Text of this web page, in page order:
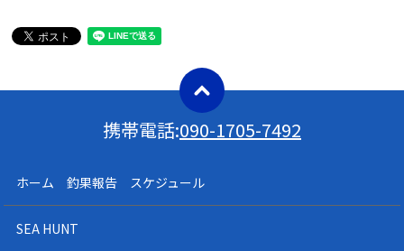
携帯電話:090-1705-7492
ホーム 釣果報告 スケジュール
SEA HUNT